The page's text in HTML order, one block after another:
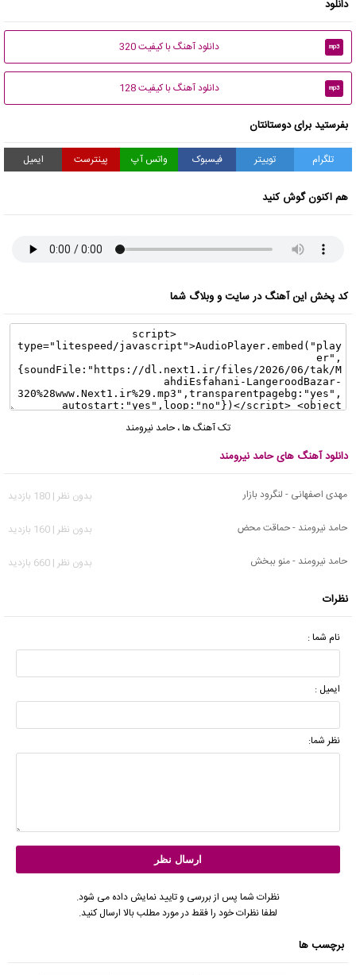
دانلود
mp3 دانلود آهنگ با کیفیت 320
mp3 دانلود آهنگ با کیفیت 128
بفرستید برای دوستانتان
تلگرام توییتر فیسبوک واتس آپ پینترست ایمیل
هم اکنون گوش کنید
کد پخش این آهنگ در سایت و وبلاگ شما
تک آهنگ ها، حامد نیرومند
دانلود آهنگ های حامد نیرومند
مهدی اصفهانی - لنگرود بازار
بدون نظر | 180 بازدید
حامد نیرومند - حماقت محض
بدون نظر | 160 بازدید
حامد نیرومند - منو ببخش
بدون نظر | 660 بازدید
نظرات
نام شما :
ایمیل :
نظر شما:
نظرات شما پس از بررسی و تایید نمایش داده می شود.
لطفا نظرات خود را فقط در مورد مطلب بالا ارسال کنید.
برچسب ها